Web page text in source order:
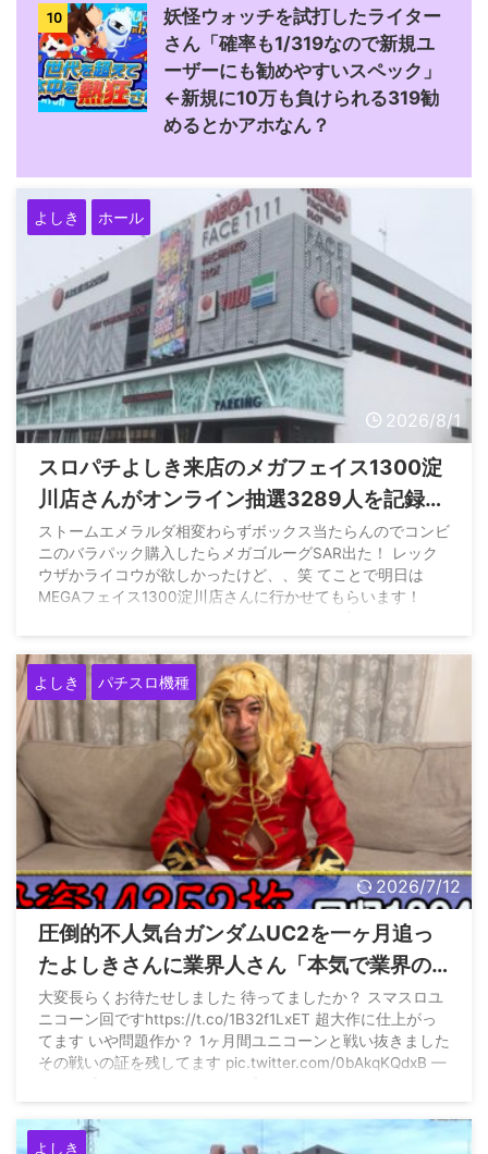
10
妖怪ウォッチを試打したライター
さん「確率も1/319なので新規ユ
ーザーにも勧めやすいスペック」
←新規に10万も負けられる319勧
めるとかアホなん？
よしき ホール
2026/8/1
スロパチよしき来店のメガフェイス1300淀
川店さんがオンライン抽選3289人を記録
www
ストームエメラルダ相変わらずボックス当たらんのでコンビ
ニのバラパック購入したらメガゴルーグSAR出た！ レック
ウザかライコウが欲しかったけど、、笑 てことで明日は
MEGAフェイス1300淀川店さんに行かせてもらいます！
材並び速報/// MEGAフェイス1300淀川 【スロパチステーシ
ョン来店取材】 抽選（スロット）3289名様 一般 ...
よしき パチスロ機種
2026/7/12
圧倒的不人気台ガンダムUC2を一ヶ月追っ
たよしきさんに業界人さん「本気で業界の
為に行動してるのはスロパチ様だと思いま
す」
大変長らくお待たせしました 待ってましたか？ スマスロユ
ニコーン回ですhttps://t.co/1B32f1LxET 超大作に仕上がっ
てます いや問題作か？ 1ヶ月間ユニコーンと戦い抜きました
その戦いの証を残してます pic.twitter.com/0bAkqKQdxB —
よしき